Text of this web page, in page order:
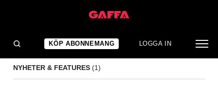
KÖP ABONNEMANG LOGGA IN
NYHETER & FEATURES (1)